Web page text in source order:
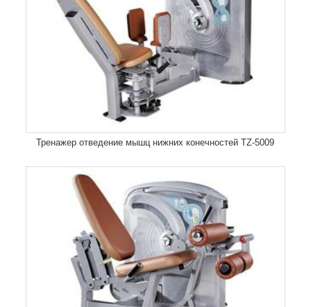
Тренажер отведение мышц нижних конечностей TZ-5009